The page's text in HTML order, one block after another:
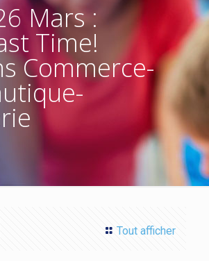
Mars :
Time!
Commerce-
Tout afficher